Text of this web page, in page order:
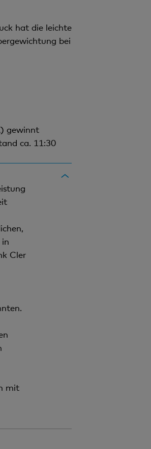
hat die leichte
bei
gewinnt
ca. 11:30
Cler
mit